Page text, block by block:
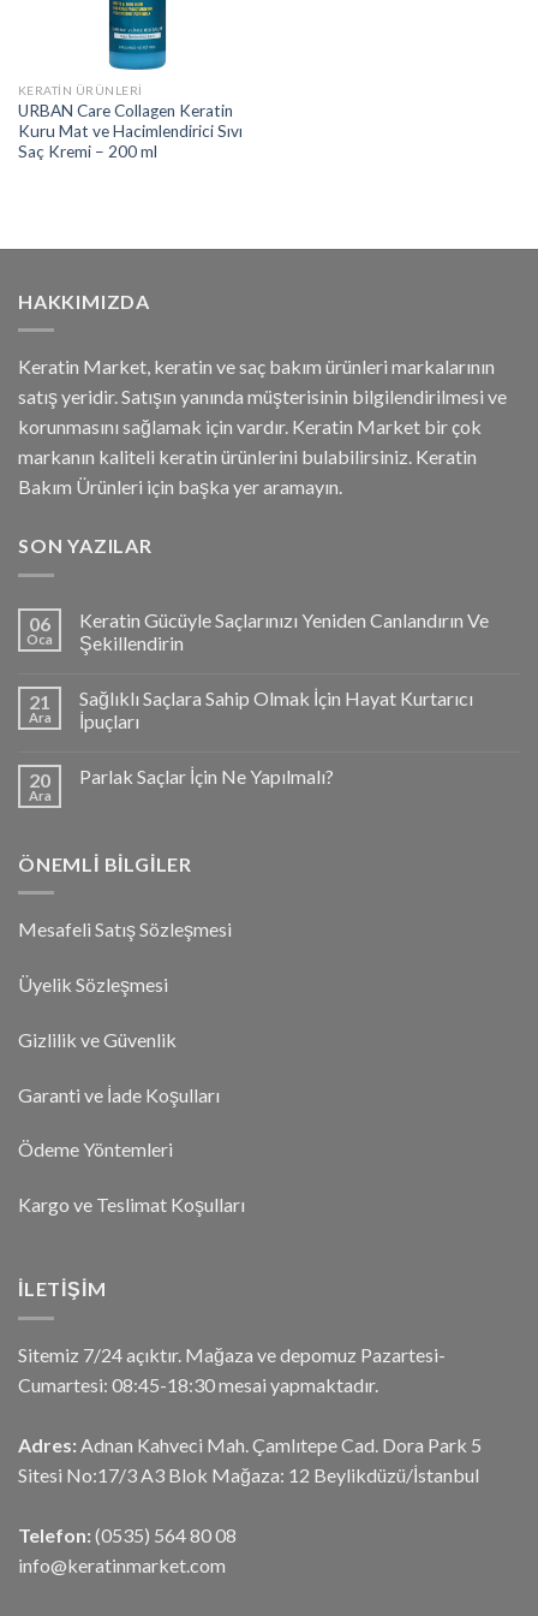
KERATİN ÜRÜNLERİ
URBAN Care Collagen Keratin
Kuru Mat ve Hacimlendirici Sıvı
Saç Kremi – 200 ml
HAKKIMIZDA
Keratin Market, keratin ve saç bakım ürünleri markalarının
satış yeridir. Satışın yanında müşterisinin bilgilendirilmesi ve
korunmasını sağlamak için vardır. Keratin Market bir çok
markanın kaliteli keratin ürünlerini bulabilirsiniz. Keratin
Bakım Ürünleri için başka yer aramayın.
SON YAZILAR
06
Oca
Keratin Gücüyle Saçlarınızı Yeniden Canlandırın Ve
Şekillendirin
21
Ara
Sağlıklı Saçlara Sahip Olmak İçin Hayat Kurtarıcı
İpuçları
20
Ara
Parlak Saçlar İçin Ne Yapılmalı?
ÖNEMLI BILGILER
Mesafeli Satış Sözleşmesi
Üyelik Sözleşmesi
Gizlilik ve Güvenlik
Garanti ve İade Koşulları
Ödeme Yöntemleri
Kargo ve Teslimat Koşulları
İLETIŞIM
Sitemiz 7/24 açıktır. Mağaza ve depomuz Pazartesi-
Cumartesi: 08:45-18:30 mesai yapmaktadır.
Adres: Adnan Kahveci Mah. Çamlıtepe Cad. Dora Park 5
Sitesi No:17/3 A3 Blok Mağaza: 12 Beylikdüzü/İstanbul
Telefon: (0535) 564 80 08
info@keratinmarket.com